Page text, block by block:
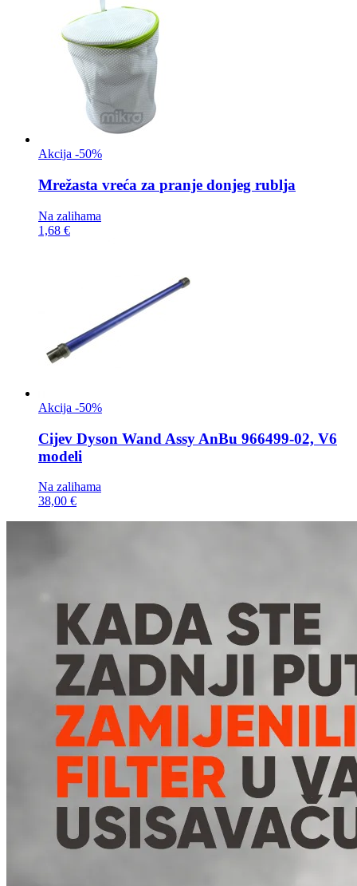
Akcija -50%
Mrežasta vreća za pranje donjeg rublja
Na zalihama
1,68 €
Akcija -50%
Cijev Dyson Wand Assy AnBu 966499-02, V6
modeli
Na zalihama
38,00 €